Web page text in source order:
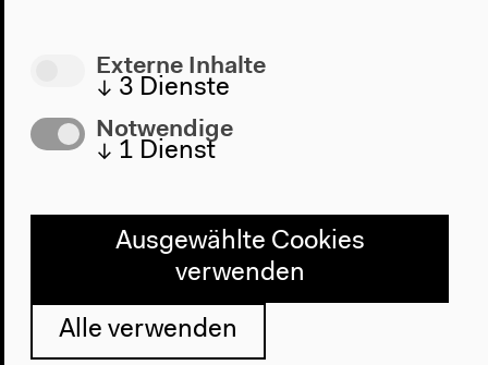
Ja Immer
Externe Inhalte
↓ 3 Dienste
Notwendige
↓ 1 Dienst
Ausgewählte Cookies
verwenden
Alle verwenden